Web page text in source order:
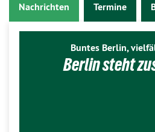
Nachrichten Termine
Buntes Berlin,
Berlin steht